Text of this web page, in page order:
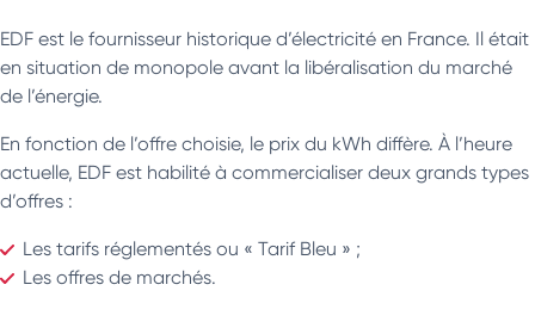
EDF est le fournisseur historique d’électricité en France. Il était
en situation de monopole avant la libéralisation du marché
de l’énergie.
En fonction de l’offre choisie, le prix du kWh diffère. À l’heure
actuelle, EDF est habilité à commercialiser deux grands types
d’offres :
Les tarifs réglementés ou « Tarif Bleu » ;
Les offres de marchés.